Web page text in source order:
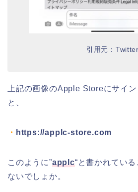
引用元：Twitter
上記の画像のApple Storeにサイ
と、
・ https://applc-store.com
このように”applc“と書かれてい
ないでしょか。